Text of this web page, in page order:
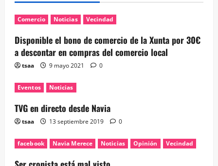
Comercio Noticias Vecindad
Disponible el bono de comercio de la Xunta por 30€
a descontar en compras del comercio local
tsaa 9 mayo 2021 0
Eventos Noticias
TVG en directo desde Navia
tsaa 13 septiembre 2019 0
facebook Navia Merece Noticias Opinión Vecindad